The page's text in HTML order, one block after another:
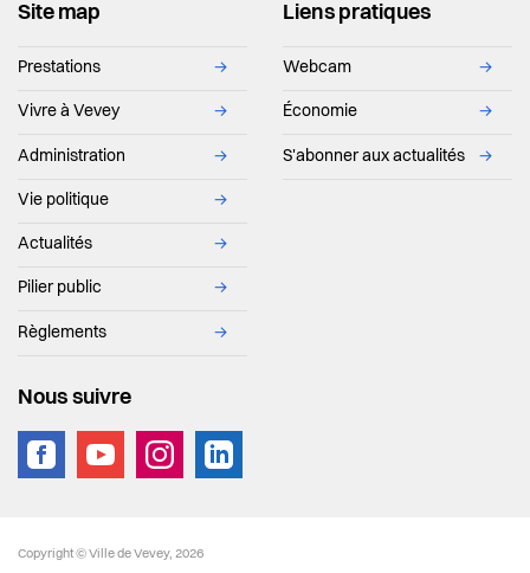
Site map
Prestations →
Vivre à Vevey →
Administration →
Vie politique →
Actualités →
Pilier public →
Règlements →
Liens pratiques
Webcam →
Économie →
S'abonner aux actualités →
Nous suivre
Copyright © Ville de Vevey, 2026